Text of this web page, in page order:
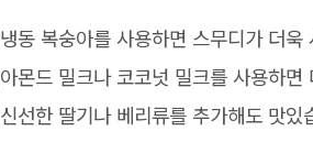
냉동 복숭아를 사용하면 스무디가 더
아몬드 밀크나 코코넛 밀크를 사용하
신선한 딸기나 베리류를 추가해도 맛있